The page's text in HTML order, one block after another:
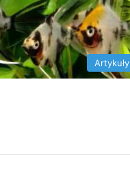
Artykuły